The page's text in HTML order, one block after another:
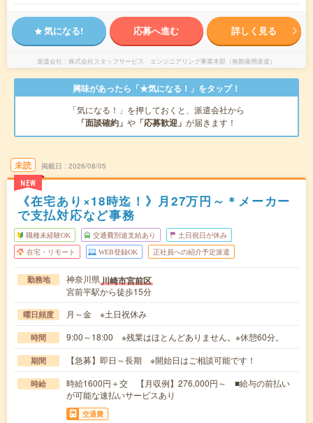
気になる! 応募へ進む 詳しく見る
派遣会社 株式会社スタッフサービス エンジニアリング事業本部（無期雇用派遣）
興味があったら「★気になる！」をタップ！
「気になる！」を押しておくと、派遣会社から
「面談確約」 や 「応募歓迎」 が届きます！
未読
NEW
掲載日 2026/08/05
《在宅あり×18時迄！》月27万円～＊メーカー
で支払対応など事務
職種未経験OK 交通費別途支給あり 土日祝日が休み
在宅・リモート WEB登録OK 正社員への紹介予定派遣
勤務地 神奈川県川崎市宮前区
宮前平駅から徒歩15分
曜日頻度 月～金 ※土日祝休み
時間 9:00～18:00 ※残業はほとんどありません。※休憩60分。
期間 【急募】即日～長期 ※開始日はご相談可能です！
時給
時給1600円＋交 【月収例】276,000円～ ■給与の前払い
が可能な速払いサービスあり
交通費